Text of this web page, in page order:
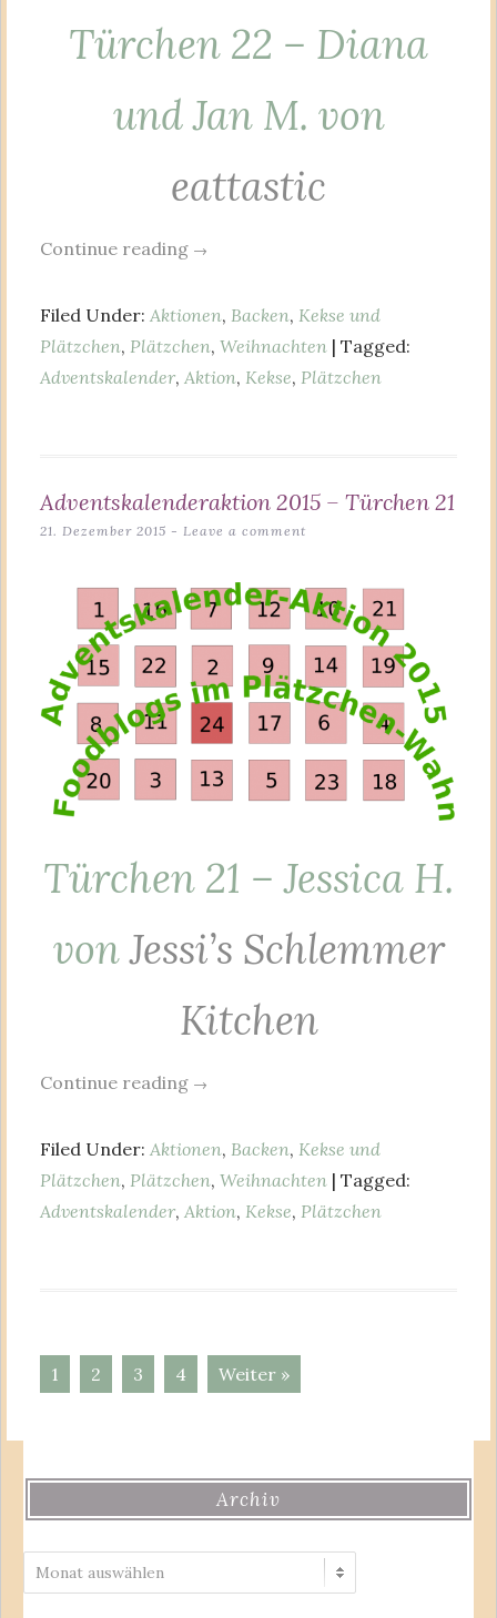
Türchen 22 – Diana
und Jan M. von
eattastic
Continue reading →
Filed Under: Aktionen, Backen, Kekse und
Plätzchen, Plätzchen, Weihnachten | Tagged:
Adventskalender, Aktion, Kekse, Plätzchen
Adventskalenderaktion 2015 – Türchen 21
21. Dezember 2015 Leave a comment
Türchen 21 – Jessica H.
vonJessi’s Schlemmer
Kitchen
Continue reading →
Filed Under: Aktionen, Backen, Kekse und
Plätzchen, Plätzchen, Weihnachten | Tagged:
Adventskalender, Aktion, Kekse, Plätzchen
1 2 3 4 Weiter »
Archiv